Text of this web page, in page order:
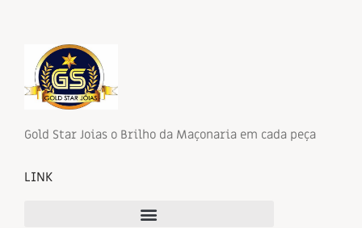
Gold Star Joias o Brilho da Maçonaria em cada peça
LINK